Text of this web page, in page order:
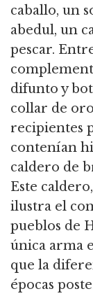
caballo, un
abedul, un
pescar.
difunto y
collar de
recipientes
contenían
caldero de
Este
ilustra el
pueblos de
única arma
que la
épocas